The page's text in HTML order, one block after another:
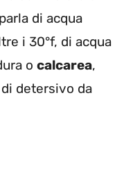
di acqua
i 30°f, di acqua
o calcarea,
detersivo da